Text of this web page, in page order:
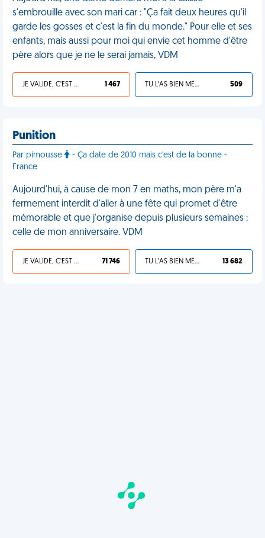
s'embrouille avec son mari car : "Ça fait deux heures qu'il
garde les gosses et c'est la fin du monde." Pour elle et ses
enfants, mais aussi pour moi qui envie cet homme d'être
père alors que je ne le serai jamais, VDM
JE VALIDE, C'EST UNE VDM 1 467 TU L'AS BIEN MÉRITÉ 509
Punition
Par pimousse
- Ça date de 2010 mais c'est de la bonne -
France
Aujourd'hui, à cause de mon 7 en maths, mon père m'a
fermement interdit d'aller à une fête qui promet d'être
mémorable et que j'organise depuis plusieurs semaines :
celle de mon anniversaire. VDM
JE VALIDE, C'EST UNE VDM 71 746 TU L'AS BIEN MÉRITÉ 13 682